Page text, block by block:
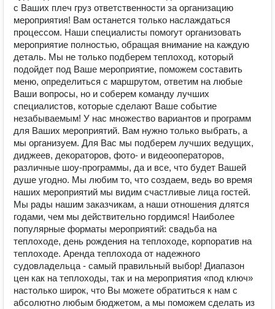
с Ваших плеч груз ответственности за организацию
мероприятия! Вам останется только наслаждаться
процессом. Наши специалисты помогут организовать
мероприятие полностью, обращая внимание на каждую
деталь. Мы не только подберем теплоход, который
подойдет под Ваше мероприятие, поможем составить
меню, определиться с маршрутом, ответим на любые
Ваши вопросы, но и соберем команду лучших
специалистов, которые сделают Ваше событие
незабываемым! У нас множество вариантов и программ
для Ваших мероприятий. Вам нужно только выбрать, а
мы организуем. Для Вас мы подберем лучших ведущих,
диджеев, декораторов, фото- и видеооператоров,
различные шоу-программы, да и все, что будет Вашей
душе угодно. Мы любим то, что создаем, ведь во время
наших мероприятий мы видим счастливые лица гостей.
Мы рады нашим заказчикам, а наши отношения длятся
годами, чем мы действительно гордимся! Наиболее
популярные форматы мероприятий: свадьба на
теплоходе, день рождения на теплоходе, корпоратив на
теплоходе. Аренда теплохода от надежного
судовладельца - самый правильный выбор! Диапазон
цен как на теплоходы, так и на мероприятия «под ключ»
настолько широк, что Вы можете обратиться к нам с
абсолютно любым бюджетом, а мы поможем сделать из